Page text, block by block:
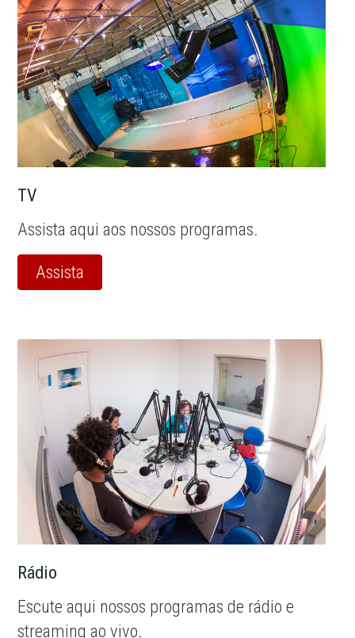
TV
Assista aqui aos nossos programas.
Assista
Rádio
Escute aqui nossos programas de rádio e
streaming ao vivo.